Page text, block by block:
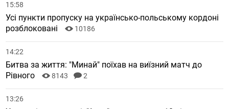
15:58
Усі пункти пропуску на українсько-польському кордоні
розблоковані
10186
14:22
Битва за життя: "Минай" поїхав на виїзний матч до
Рівного
8143 2
13:26